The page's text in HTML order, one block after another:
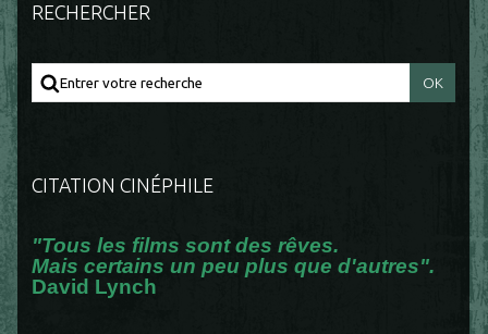
RECHERCHER
CITATION CINÉPHILE
"Tous les films sont des rêves.
Mais certains un peu plus que d'autres".
David Lynch